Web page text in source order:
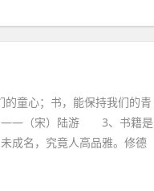
心；书，能保持我们的青
——（宋）陆游 3、书籍是
名，究竟人高品雅。修德